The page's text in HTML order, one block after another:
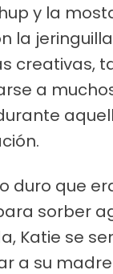
y la
la
creativas,
a
duro que
sorber
Katie se
a su